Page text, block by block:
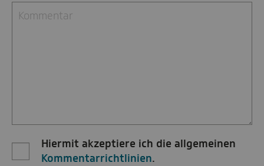
Hiermit akzeptiere ich die allgemeinen
Kommentarrichtlinien.